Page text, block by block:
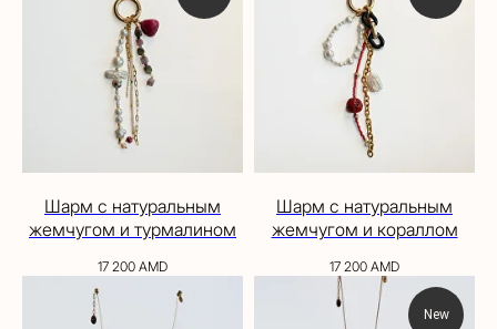
Шарм с натуральным
жемчугом и турмалином
17 200 AMD
Шарм с натуральным
жемчугом и кораллом
17 200 AMD
New